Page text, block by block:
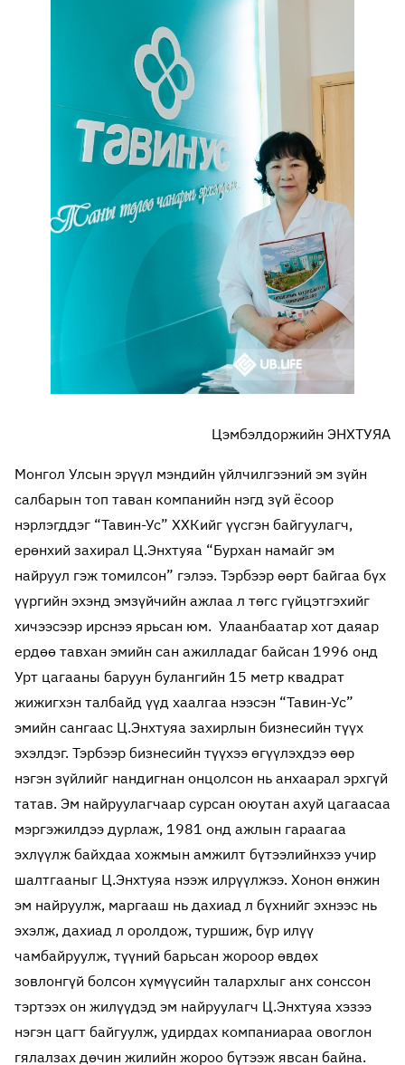
Цэмбэлдоржийн ЭНХТУЯА
Монгол Улсын эрүүл мэндийн үйлчилгээний эм зүйн
салбарын топ таван компанийн нэгд зүй ёсоор
нэрлэгддэг “Тавин-Ус” ХХКийг үүсгэн байгуулагч,
ерөнхий захирал Ц.Энхтуяа “Бурхан намайг эм
найруул гэж томилсон” гэлээ. Тэрбээр өөрт байгаа бүх
үүргийн эхэнд эмзүйчийн ажлаа л төгс гүйцэтгэхийг
хичээсээр ирснээ ярьсан юм. Улаанбаатар хот даяар
ердөө тавхан эмийн сан ажилладаг байсан 1996 онд
Урт цагааны баруун булангийн 15 метр квадрат
жижигхэн талбайд үүд хаалгаа нээсэн “Тавин-Ус”
эмийн сангаас Ц.Энхтуяа захирлын бизнесийн түүх
эхэлдэг. Тэрбээр бизнесийн түүхээ өгүүлэхдээ өөр
нэгэн зүйлийг нандигнан онцолсон нь анхаарал эрхгүй
татав. Эм найруулагчаар сурсан оюутан ахуй цагаасаа
мэргэжилдээ дурлаж, 1981 онд ажлын гараагаа
эхлүүлж байхдаа хожмын амжилт бүтээлийнхээ учир
шалтгааныг Ц.Энхтуяа нээж илрүүлжээ. Хонон өнжин
эм найруулж, маргааш нь дахиад л бүхнийг эхнээс нь
эхэлж, дахиад л оролдож, туршиж, бүр илүү
чамбайруулж, түүний барьсан жороор өвдөх
зовлонгүй болсон хүмүүсийн талархлыг анх сонссон
тэртээх он жилүүдэд эм найруулагч Ц.Энхтуяа хэзээ
нэгэн цагт байгуулж, удирдах компаниараа овоглон
гялалзах дөчин жилийн жороо бүтээж явсан байна.